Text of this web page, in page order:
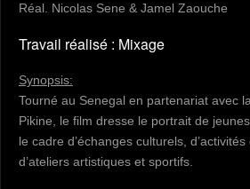
Réal. Nicolas Sene & Jamel Zaouche
Travail réalisé : Mixage
Synopsis:
Tourné au Senegal en partenariat avec
Pikine, le film dresse le portrait de
le cadre d’échanges culturels,
d’ateliers artistiques et sportifs.